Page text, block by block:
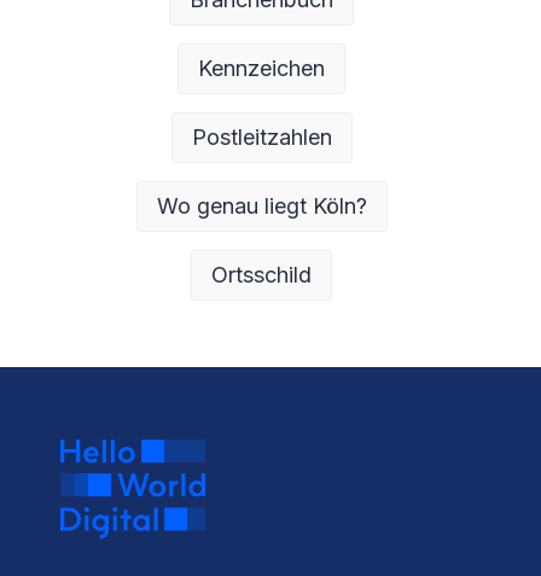
Kennzeichen
Postleitzahlen
Wo genau liegt Köln?
Ortsschild